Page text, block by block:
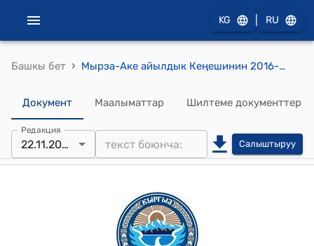
KG RU
Башкы бет › Мырза-Аке айылдык Кеңешинин 2016-жылдын 22-ноябрындагы № 27 "Адыр айылындагы эски мектептин ордуна бала бакча куруу жөнүндө" токтому
Документ Маалыматтар Шилтеме документтер
Редакция
22.11.2016 Салыштыруу